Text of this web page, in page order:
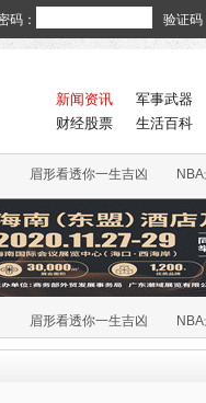
码： 验证码
新闻资讯
财经股票
军事武器
生活百科
眉形看透你一生吉凶
眉形看透你一生吉凶